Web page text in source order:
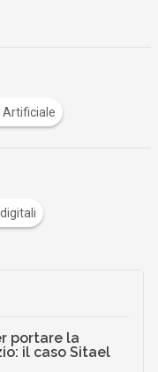
Artificiale
portare la
il caso Sitael